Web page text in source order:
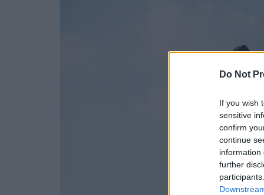
Do Not
If you wish
sensitive
confirm
continue
information
further